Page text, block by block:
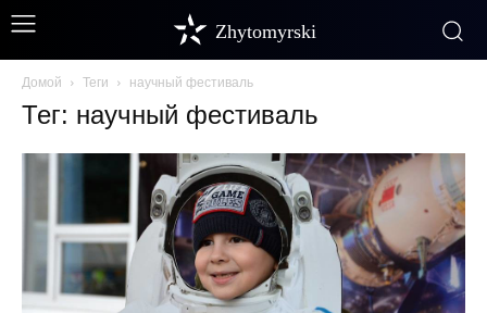
Zhytomyrski
Домой Теги научный фестиваль
Тег: научный фестиваль